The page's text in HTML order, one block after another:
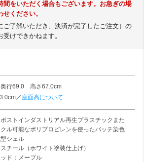
間をいただく場合もございます。お急ぎの場
ください。
了解いただき、決済が完了したご注文）の
けできかねます。
行69.0 高さ67.0cm
／ 座面高について
ストインダストリアル再生プラスチックまた
ル可能なポリプロピレンを使ったバッチ染色
シェル
チール（ホワイト塗装仕上げ）
ド：メープル